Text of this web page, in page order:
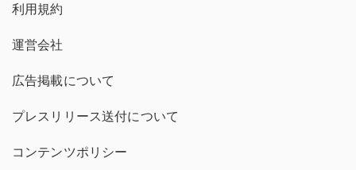
利用規約
運営会社
広告掲載について
プレスリリース送付について
コンテンツポリシー